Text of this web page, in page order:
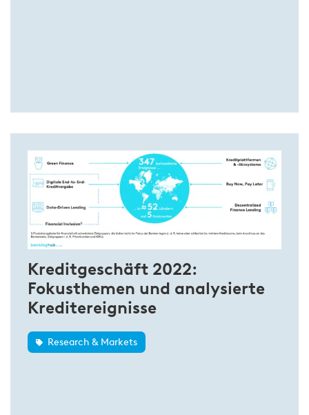
Kreditgeschäft 2022:
Fokusthemen und analysierte
Kreditereignisse
Research & Markets